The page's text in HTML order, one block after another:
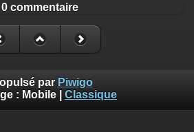
0 commentaire
par Piwigo
: Mobile Classique